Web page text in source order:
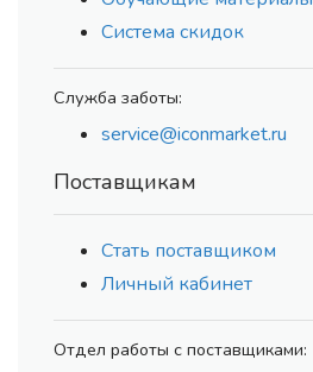
Система скидок
Служба заботы:
service@iconmarket.ru
Поставщикам
Стать поставщиком
Личный кабинет
Отдел работы с поставщиками: